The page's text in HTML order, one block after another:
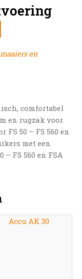
en
comfortabel
en rugzak voor
FS 50 – FS 560 en
met een
– FS 560 en FSA